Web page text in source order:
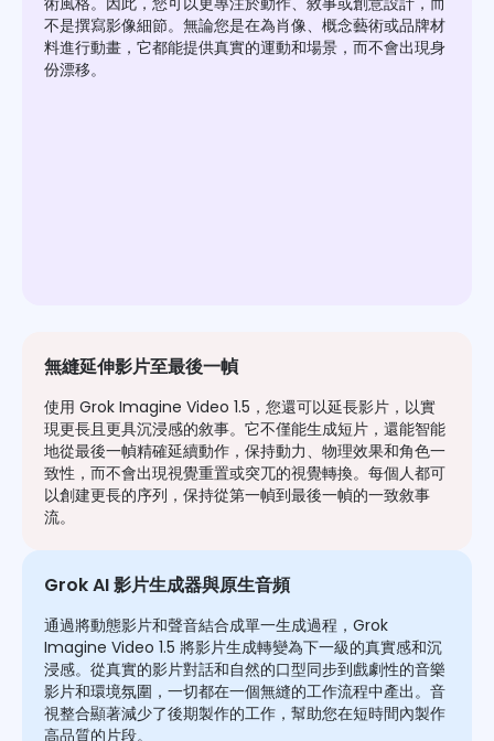
不是撰寫影像細節。無論您是在為肖像、概念藝術或品牌材
料進行動畫，它都能提供真實的運動和場景，而不會出現身
份漂移。
無縫延伸影片至最後一幀
使用 Grok Imagine Video 1.5，您還可以延長影片，以實
現更長且更具沉浸感的敘事。它不僅能生成短片，還能智能
地從最後一幀精確延續動作，保持動力、物理效果和角色一
致性，而不會出現視覺重置或突兀的視覺轉換。每個人都可
以創建更長的序列，保持從第一幀到最後一幀的一致敘事
流。
Grok AI 影片生成器與原生音頻
通過將動態影片和聲音結合成單一生成過程，Grok
Imagine Video 1.5 將影片生成轉變為下一級的真實感和沉
浸感。從真實的影片對話和自然的口型同步到戲劇性的音樂
影片和環境氛圍，一切都在一個無縫的工作流程中產出。音
視整合顯著減少了後期製作的工作，幫助您在短時間內製作
高品質的片段。